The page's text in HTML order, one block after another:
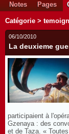
Notes Pages
Catégorie >
06/10/2010
La deuxieme
participaient à
Gzenaya : des
et de Taza. «